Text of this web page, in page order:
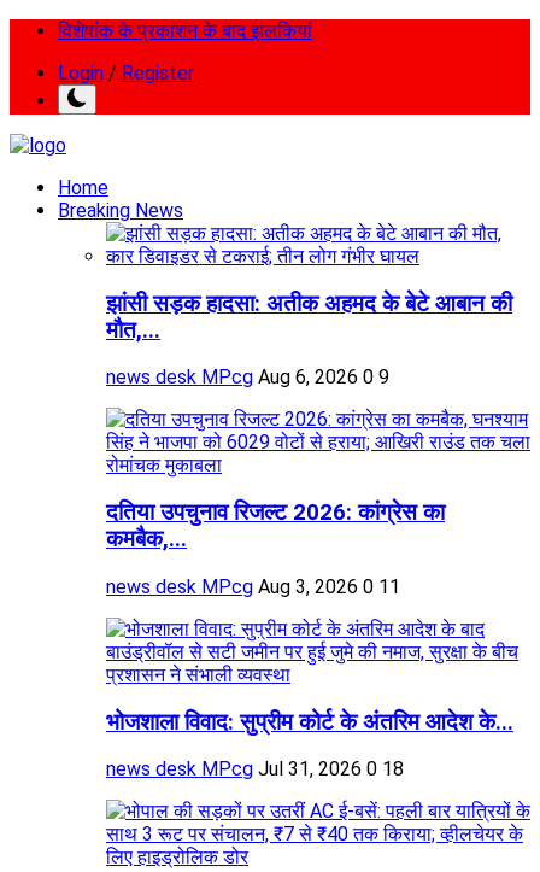
विशेषांक के प्रकाशन के बाद झलकियां
Login / Register
Home
Breaking News
झांसी सड़क हादसा: अतीक अहमद के बेटे आबान की
मौत,...
news desk MPcg Aug 6, 2026 0 9
दतिया उपचुनाव रिजल्ट 2026: कांग्रेस का
कमबैक,...
news desk MPcg Aug 3, 2026 0 11
भोजशाला विवाद: सुप्रीम कोर्ट के अंतरिम आदेश के...
news desk MPcg Jul 31, 2026 0 18